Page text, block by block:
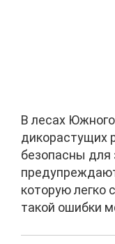
В лесах
дикорастущих
безопасны для
которую легко
такой ошибки